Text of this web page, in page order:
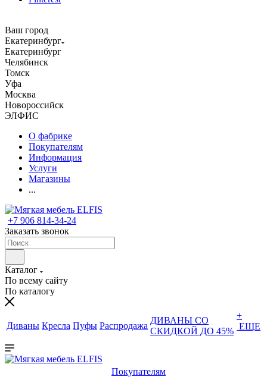
Ваш город
Екатеринбург
Екатеринбург
Челябинск
Томск
Уфа
Москва
Новороссийск
ЭЛФИС
О фабрике
Покупателям
Информация
Услуги
Магазины
...
+7 906 814-34-24
Заказать звонок
Каталог
По всему сайту
По каталогу
Диваны Кресла Пуфы Распродажа
ДИВАНЫ СО
СКИДКОЙ ДО 45%
+
ЕЩЕ
Покупателям